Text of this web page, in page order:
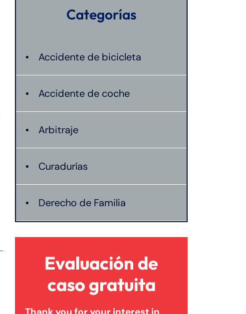
Categorías
Accidente de bicicleta
Accidente de coche
Arbitraje
Curadurías
Derecho de Familia
Lesión catastrófica
Lesión por quemadura
Evaluación de
caso gratuita